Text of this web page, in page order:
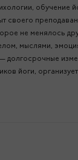
обучение
своего
не менялось
мыслями,
— долгосрочные
йоги,